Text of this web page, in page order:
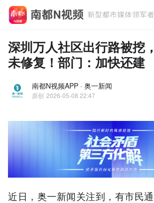
深圳万人社区出行路被挖
未修复！部门：加快还建
南都N视频APP · 奥一新闻
原创 2026-05-08 22:47
近日，奥一新闻关注到，有市民